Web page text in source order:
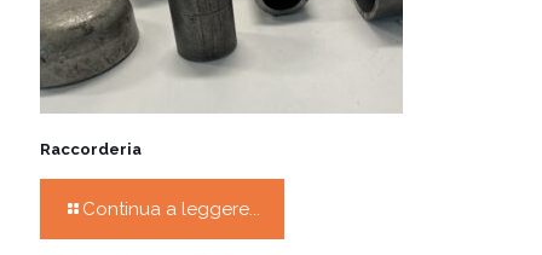
Raccorderia
Continua a leggere...